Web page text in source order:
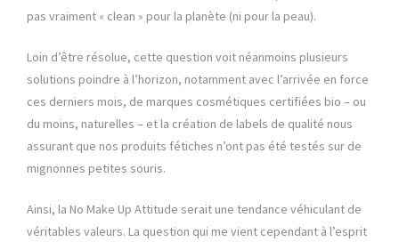
pas vraiment « clean » pour la planète (ni pour la peau).
Loin d’être résolue, cette question voit néanmoins plusieurs
solutions poindre à l’horizon, notamment avec l’arrivée en force
ces derniers mois, de marques cosmétiques certifiées bio – ou
du moins, naturelles – et la création de labels de qualité nous
assurant que nos produits fétiches n’ont pas été testés sur de
mignonnes petites souris.
Ainsi, la No Make Up Attitude serait une tendance véhiculant de
véritables valeurs. La question qui me vient cependant à l’esprit